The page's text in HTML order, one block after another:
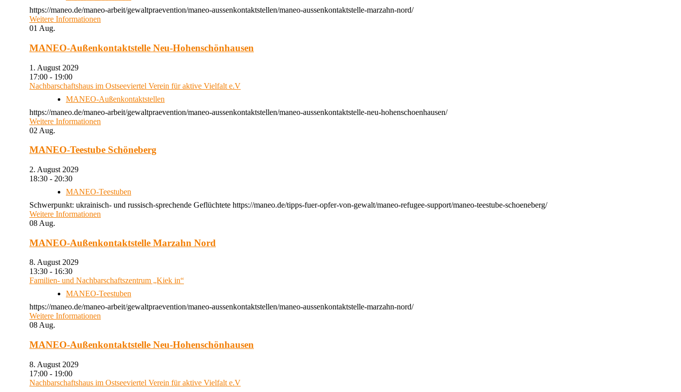
https://maneo.de/maneo-arbeit/gewaltpraevention/maneo-aussenkontaktstellen/maneo-aussenkontaktstelle-marzahn-nord/
Weitere Informationen
01 Aug.
MANEO-Außenkontaktstelle Neu-Hohenschönhausen
1. August 2029
17:00 - 19:00
Nachbarschaftshaus im Ostseeviertel Verein für aktive Vielfalt e.V
MANEO-Außenkontaktstellen
https://maneo.de/maneo-arbeit/gewaltpraevention/maneo-aussenkontaktstellen/maneo-aussenkontaktstelle-neu-hohenschoenhausen/
Weitere Informationen
02 Aug.
MANEO-Teestube Schöneberg
2. August 2029
18:30 - 20:30
MANEO-Teestuben
Schwerpunkt: ukrainisch- und russisch-sprechende Geflüchtete https://maneo.de/tipps-fuer-opfer-von-gewalt/maneo-refugee-support/maneo-teestube-schoeneberg/
Weitere Informationen
08 Aug.
MANEO-Außenkontaktstelle Marzahn Nord
8. August 2029
13:30 - 16:30
Familien- und Nachbarschaftszentrum „Kiek in“
MANEO-Teestuben
https://maneo.de/maneo-arbeit/gewaltpraevention/maneo-aussenkontaktstellen/maneo-aussenkontaktstelle-marzahn-nord/
Weitere Informationen
08Aug.
MANEO-Außenkontaktstelle Neu-Hohenschönhausen
8. August 2029
17:00 - 19:00
Nachbarschaftshaus im Ostseeviertel Verein für aktive Vielfalt e.V